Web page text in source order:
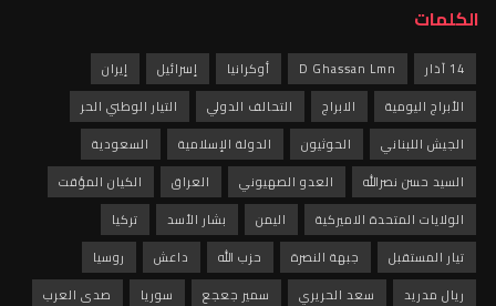
الكلمات
14 آذار D Ghassan Lmn أوكرانيا إسرائيل
إيران
الأبراج اليومية
الابراج التحالف الدولي
التيار الوطني الحر
الجيش اللبناني
الحوثيون الدولة الإسلامية
السعودية
السيد حسن نصرالله
العدو الصهيوني العراق
الكيان المؤقت
الولايات المتحدة الاميركية
اليمن بشار الأسد
تركيا
تيار المستقبل
جبهة النصرة حزب الله داعش
روسيا
ريال مدريد
سعد الحريري سمير جعجع سوريا صدى العرب